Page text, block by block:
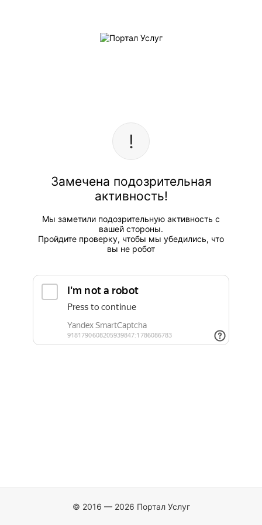
Замечена подозрительная
активность!
Мы заметили подозрительную активность с
вашей стороны.
Пройдите проверку, чтобы мы убедились, что
вы не робот
© 2016 — 2026 Портал Услуг